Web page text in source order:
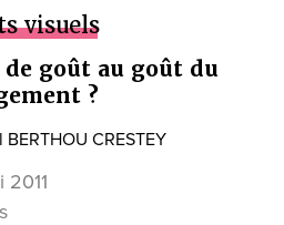
visuels
goût au goût du
?
BERTHOU CRESTEY
2011